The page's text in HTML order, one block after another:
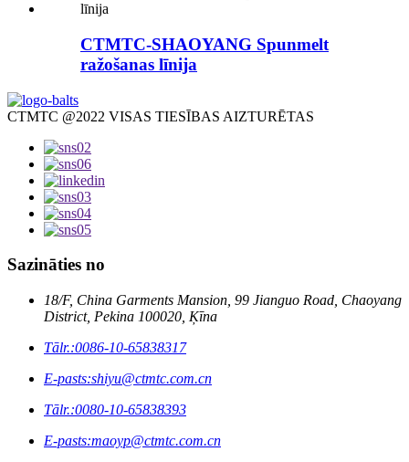
CTMTC-SHAOYANG Spunmelt
ražošanas līnija
CTMTC @2022 VISAS TIESĪBAS AIZTURĒTAS
Sazināties no
18/F, China Garments Mansion, 99 Jianguo Road, Chaoyang
District, Pekina 100020, Ķīna
Tālr.:0086-10-65838317
E-pasts:shiyu@ctmtc.com.cn
Tālr.:0080-10-65838393
E-pasts:maoyp@ctmtc.com.cn